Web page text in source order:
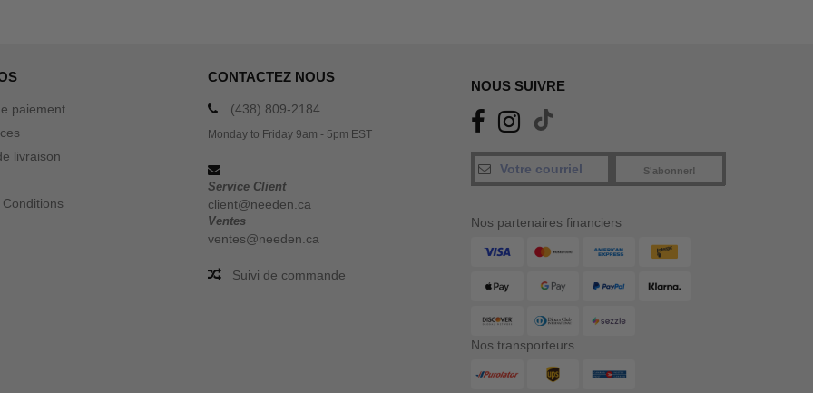
paiement
livraison
CONTACTEZ NOUS
(438) 809-2184
Monday to Friday 9am - 5pm EST
Service Client
client@needen.ca
Ventes
ventes@needen.ca
Suivi de commande
NOUS SUIVRE
S'abonner!
Nos partenaires financiers
Nos transporteurs